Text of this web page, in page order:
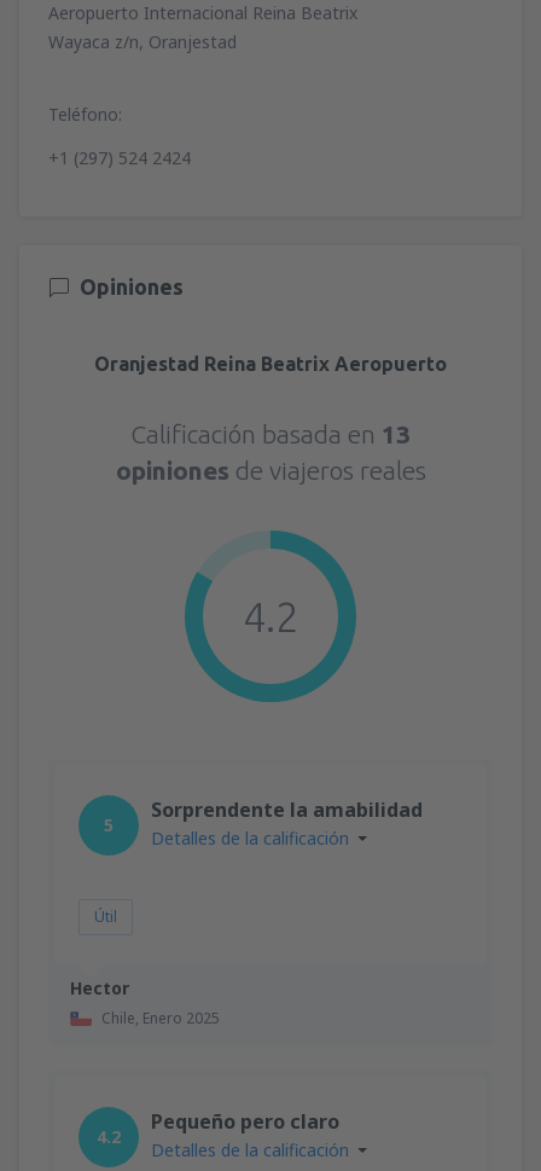
Aeropuerto Internacional Reina Beatrix
Wayaca z/n, Oranjestad
Teléfono:
+1 (297) 524 2424
Opiniones
Oranjestad Reina Beatrix Aeropuerto
Calificación basada en 13
opiniones de viajeros reales
4.2
Hector
Chile, Enero 2025
5
Sorprendente la amabilidad
Detalles de la calificación
Útil
4.2
Pequeño pero claro
Detalles de la calificación